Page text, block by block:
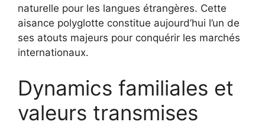
naturelle pour les langues étrangères. Cette
aisance polyglotte constitue aujourd’hui l’un de
ses atouts majeurs pour conquérir les marchés
internationaux.
Dynamics familiales et
valeurs transmises